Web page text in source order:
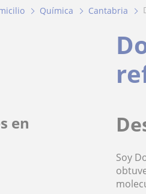
Química Cantabria
en
Soy